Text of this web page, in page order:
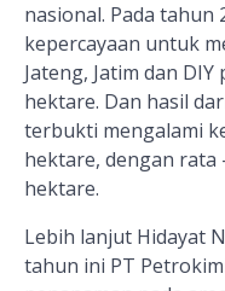
nasional. Pada tahun
kepercayaan untuk
Jateng, Jatim dan DIY
hektare. Dan hasil
terbukti mengalami
hektare, dengan rata
hektare.
Lebih lanjut Hidayat
tahun ini PT